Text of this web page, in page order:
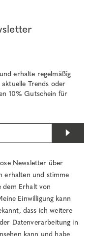
erhalte regelmäßig
Trends oder
10% Gutschein für
Newsletter über
erhalten und stimme
dem Erhalt von
Einwilligung kann
dass ich weitere
Datenverarbeitung in